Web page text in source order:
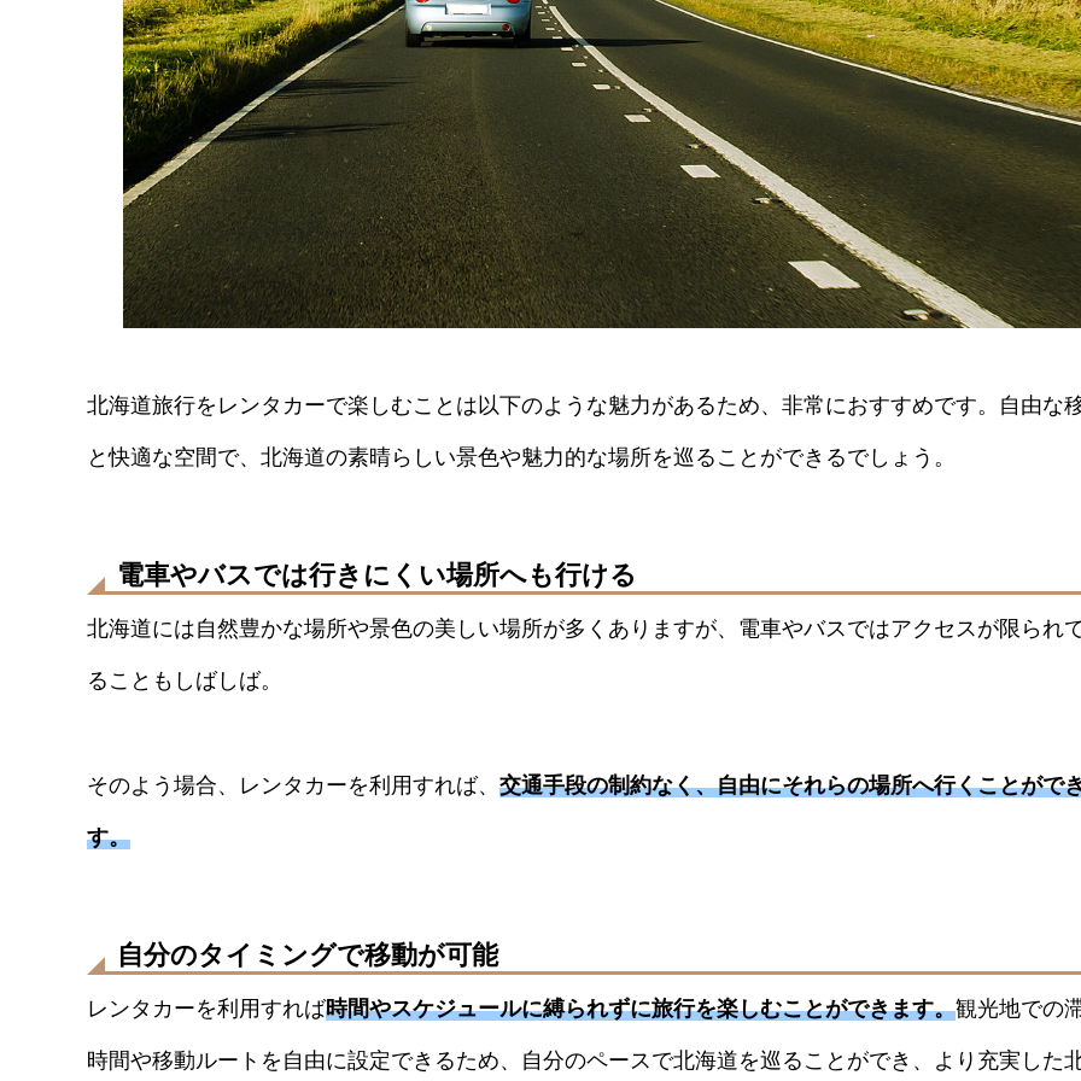
北海道旅行をレンタカーで楽しむことは以下のような魅力があるため、非常におすすめです。自由な
と快適な空間で、北海道の素晴らしい景色や魅力的な場所を巡ることができるでしょう。
電車やバスでは行きにくい場所へも行ける
北海道には自然豊かな場所や景色の美しい場所が多くありますが、電車やバスではアクセスが限られ
ることもしばしば。
そのよう場合、レンタカーを利用すれば、 交通手段の制約なく、自由にそれらの場所へ行くことがで
す。
自分のタイミングで移動が可能
レンタカーを利用すれば時間やスケジュールに縛られずに旅行を楽しむことができます。観光地での
時間や移動ルートを自由に設定できるため、自分のペースで北海道を巡ることができ、より充実した